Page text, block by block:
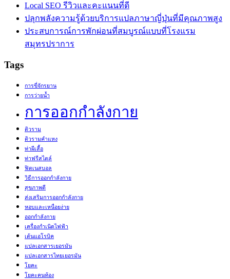
Local SEO รีวิวและคะแนนที่ดี
ปลุกพลังความรู้ด้วยบริการแปลภาษาญี่ปุ่นที่มีคุณภาพสูง
ประสบการณ์การพักผ่อนที่สมบูรณ์แบบที่โรงแรม
สมุทรปราการ
Tags
การขี่จักรยาน
การว่ายน้ำ
การออกกำลังกาย
ติวราม
ติวรามคำแหง
ท่าผีเสื้อ
ท่าฟรีสไตล์
ฟิตเนสบอล
วิธีการออกกำลังกาย
สุขภาพดี
ส่งเสริมการออกกำลังกาย
หอบและเหนื่อยง่าย
ออกกำลังกาย
เครื่องกำเนิดไฟฟ้า
เต้นแอโรบิค
แปลเอกสารเยอรมัน
แปลเอกสารไทยเยอรมัน
โยคะ
โยคะคนท้อง